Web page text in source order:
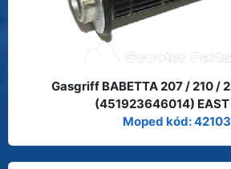
Gasgriff BABETTA 207 / 210 /
(451923646014) EAST
Moped kód: